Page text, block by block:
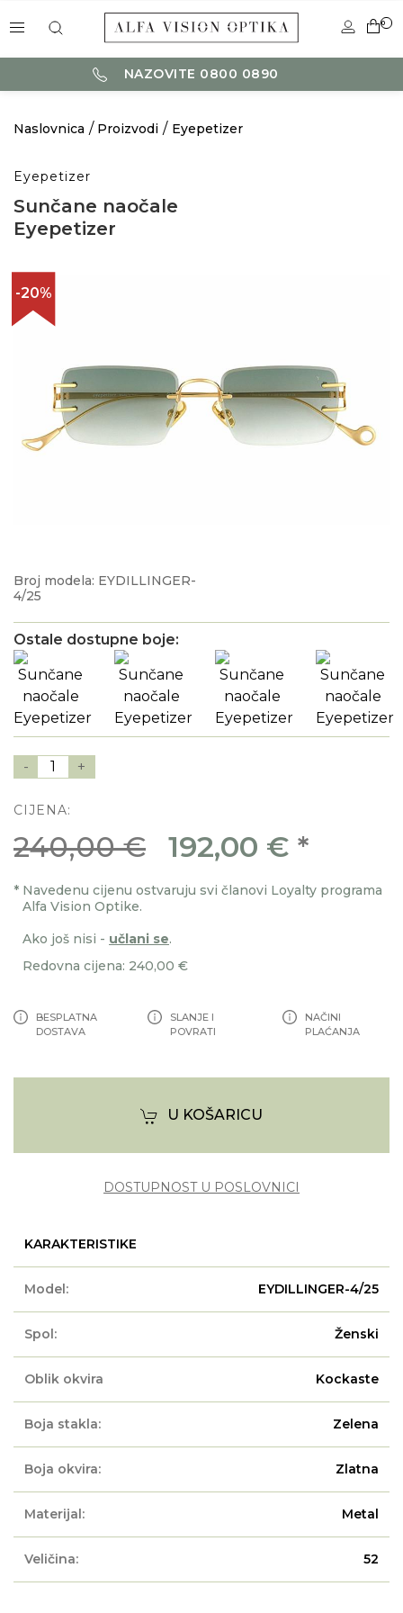
0
NAZOVITE 0800 0890
Naslovnica Proizvodi Eyepetizer
Eyepetizer
Sunčane naočale
Eyepetizer
-20%
Broj modela: EYDILLINGER-
4/25
Ostale dostupne boje:
- 1 +
CIJENA:
240,00 € 192,00 € *
* Navedenu cijenu ostvaruju svi članovi Loyalty programa
Alfa Vision Optike.
Ako još nisi - učlani se.
Redovna cijena: 240,00 €
BESPLATNA
DOSTAVA
SLANJE I
POVRATI
NAČINI
PLAĆANJA
U KOŠARICU
DOSTUPNOST U POSLOVNICI
KARAKTERISTIKE
Model: EYDILLINGER-4/25
Spol: Ženski
Oblik okvira Kockaste
Boja stakla: Zelena
Boja okvira: Zlatna
Materijal: Metal
Veličina: 52